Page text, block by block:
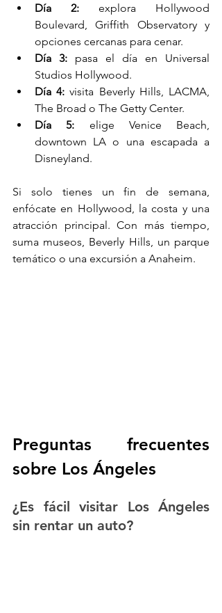
Día 2: explora Hollywood
Boulevard, Griffith Observatory y
opciones cercanas para cenar.
Día 3: pasa el día en Universal
Studios Hollywood.
Día 4: visita Beverly Hills, LACMA,
The Broad o The Getty Center.
Día 5: elige Venice Beach,
downtown LA o una escapada a
Disneyland.
Si solo tienes un fin de semana,
enfócate en Hollywood, la costa y una
atracción principal. Con más tiempo,
suma museos, Beverly Hills, un parque
temático o una excursión a Anaheim.
Preguntas frecuentes
sobre Los Ángeles
¿Es fácil visitar Los Ángeles
sin rentar un auto?